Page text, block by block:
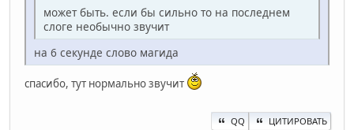
может быть. если бы сильно то на последнем
слоге необычно звучит
на 6 секунде слово магида
спасибо, тут нормально звучит
QQ ЦИТИРОВАТЬ